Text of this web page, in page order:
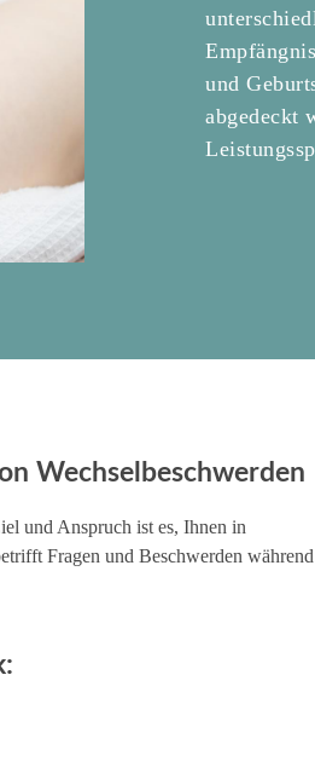
und
abgedeckt
Wechselbeschwerden
und Anspruch ist es, Ihnen in
Fragen und Beschwerden während